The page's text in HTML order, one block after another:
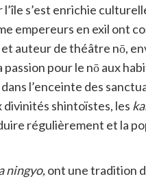
s’est enrichie
empereurs en exil ont
auteur de théâtre nō,
pour le nō aux
l’enceinte des
shintoïstes, les
régulièrement et la
ningyo,ont une tradition